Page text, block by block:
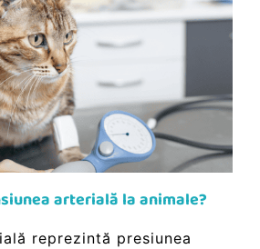
arterială la animale?
reprezintă presiunea